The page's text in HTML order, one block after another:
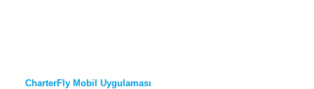
CharterFly Mobil Uygulaması